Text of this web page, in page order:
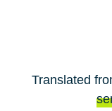
Translated